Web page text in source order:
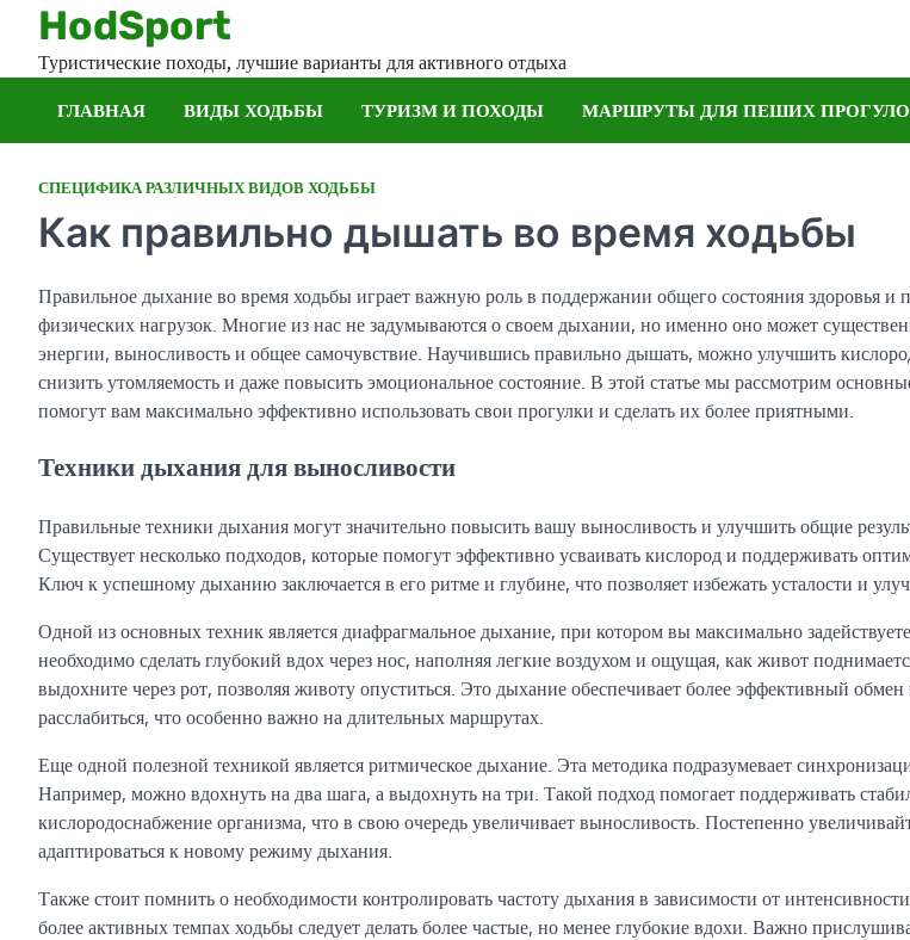
content
HodSport
Туристические походы, лучшие варианты для активного отдыха
ГЛАВНАЯ ВИДЫ ХОДЬБЫ ТУРИЗМ И ПОХОДЫ МАРШРУТЫ ДЛЯ ПЕШИХ
СПЕЦИФИКА РАЗЛИЧНЫХ ВИДОВ ХОДЬБЫ
Как правильно дышать во время ходьбы
Правильное дыхание во время ходьбы играет важную роль в поддержании общего состояния здоровья
физических нагрузок. Многие из нас не задумываются о своем дыхании, но именно оно может
энергии, выносливость и общее самочувствие. Научившись правильно дышать, можно улучшить
снизить утомляемость и даже повысить эмоциональное состояние. В этой статье мы рассмотрим
помогут вам максимально эффективно использовать свои прогулки и сделать их более приятными.
Техники дыхания для выносливости
Правильные техники дыхания могут значительно повысить вашу выносливость и улучшить общие
Существует несколько подходов, которые помогут эффективно усваивать кислород и поддерживать
Ключ к успешному дыханию заключается в его ритме и глубине, что позволяет избежать усталости и
Одной из основных техник является диафрагмальное дыхание, при котором вы максимально
необходимо сделать глубокий вдох через нос, наполняя легкие воздухом и ощущая, как живот
выдохните через рот, позволяя животу опуститься. Это дыхание обеспечивает более эффективный
расслабиться, что особенно важно на длительных маршрутах.
Еще одной полезной техникой является ритмическое дыхание. Эта методика подразумевает
Например, можно вдохнуть на два шага, а выдохнуть на три. Такой подход помогает поддерживать
кислородоснабжение организма, что в свою очередь увеличивает выносливость. Постепенно
адаптироваться к новому режиму дыхания.
Также стоит помнить о необходимости контролировать частоту дыхания в зависимости от
более активных темпах ходьбы следует делать более частые, но менее глубокие вдохи. Важно